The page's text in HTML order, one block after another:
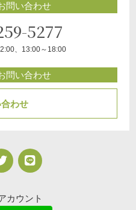
問い合わせ
5277
、13:00～18:00
問い合わせ
わせ
カウント